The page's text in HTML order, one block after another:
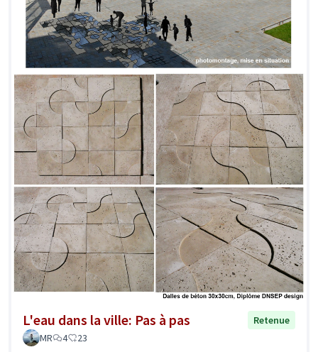
L'eau dans la ville: Pas à pas
Retenue
MR
4 23